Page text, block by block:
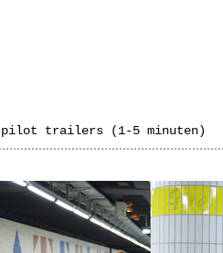
pilot trailers (1-5 minuten)